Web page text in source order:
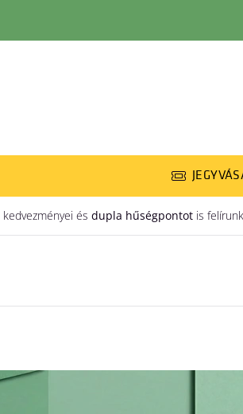
kedvezményei és dupla hűségpontot is